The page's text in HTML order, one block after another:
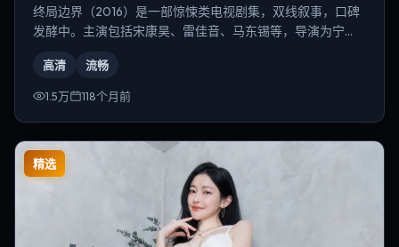
终局边界（2016）是一部惊悚类电视剧集，双线叙事，口碑
发酵中。主演包括宋康昊、雷佳音、马东锡等，导演为宁
高清 流畅
1.5万 118个月前
精选